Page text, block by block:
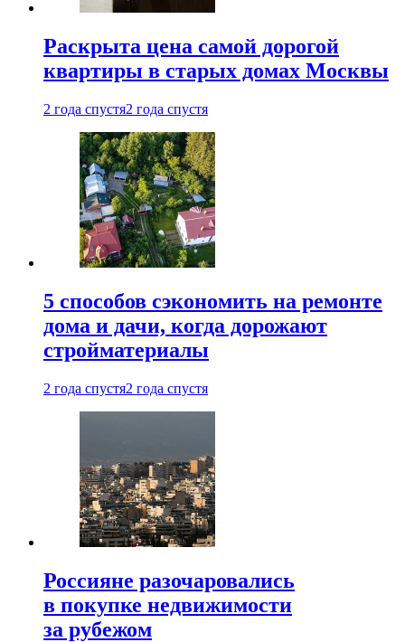
Раскрыта цена самой дорогой
квартиры в старых домах Москвы
2 года спустя2 года спустя
5 способов сэкономить на ремонте
дома и дачи, когда дорожают
стройматериалы
2 года спустя2 года спустя
Россияне разочаровались
в покупке недвижимости
за рубежом